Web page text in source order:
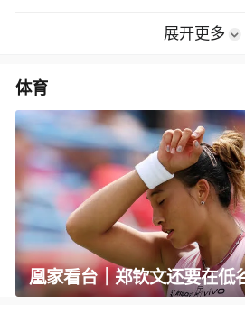
展开更多
体育
凰家看台｜郑钦文还要在低